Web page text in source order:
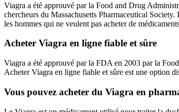
Viagra a été approuvé par la Food and Drug
chercheurs du Massachusetts Pharmaceutical
les hommes qui ne veulent pas acheter de
Acheter Viagra en ligne fiable et sûre
Viagra a été approuvé par la FDA en 2003 par la
Acheter Viagra en ligne fiable et sûre est une option
Vous pouvez acheter du Viagra en